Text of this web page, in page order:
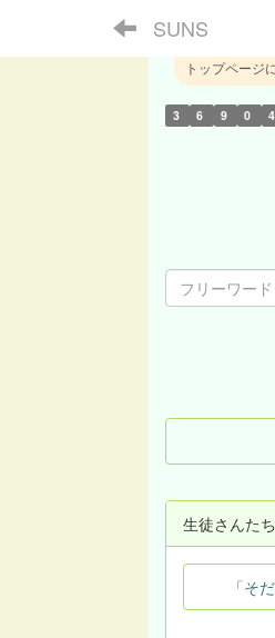
SUNS
トップページ
3 6 9 0 4
生徒さんた
「そ